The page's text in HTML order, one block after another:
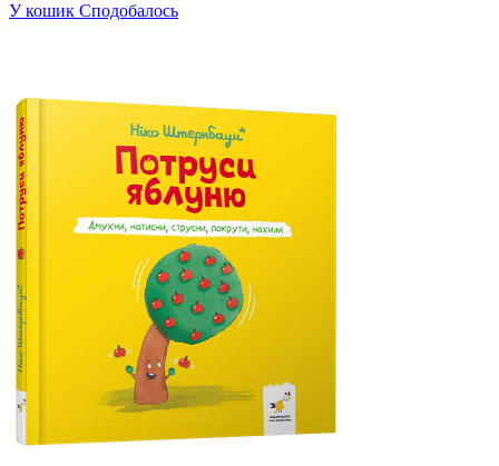
У кошик Сподобалось